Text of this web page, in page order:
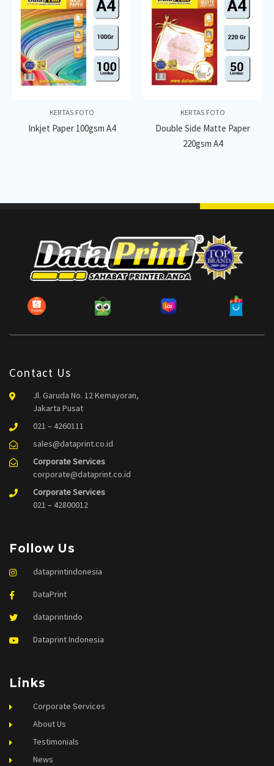
KERTAS FOTO
Inkjet Paper 100gsm A4
KERTAS FOTO
Double Side Matte Paper
220gsm A4
Links
Corporate Services
About Us
Testimonials
News
Follow Us
dataprintindonesia
DataPrint
dataprintindo
Dataprint Indonesia
Contact Us
Jl. Garuda No. 12 Kemayoran,
Jakarta Pusat
021 – 4260111
sales@dataprint.co.id
Corporate Services
corporate@dataprint.co.id
Corporate Services
021 – 42800012